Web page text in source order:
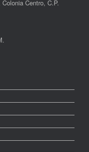
Centro, C.P.